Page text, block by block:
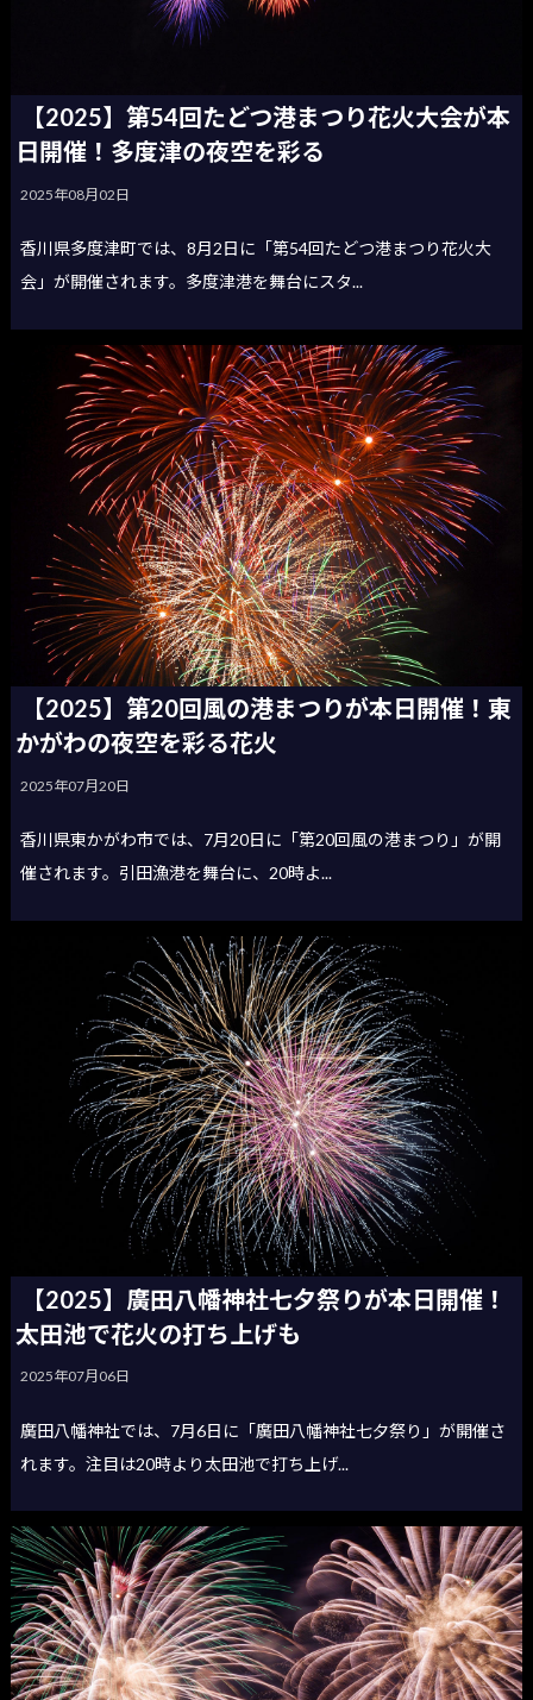
【2025】第54回たどつ港まつり花火大会が本
日開催！多度津の夜空を彩る
2025年08月02日
香川県多度津町では、8月2日に「第54回たどつ港まつり花火大
会」が開催されます。多度津港を舞台にスタ...
【2025】第20回風の港まつりが本日開催！東
かがわの夜空を彩る花火
2025年07月20日
香川県東かがわ市では、7月20日に「第20回風の港まつり」が開
催されます。引田漁港を舞台に、20時よ...
【2025】廣田八幡神社七夕祭りが本日開催！
太田池で花火の打ち上げも
2025年07月06日
廣田八幡神社では、7月6日に「廣田八幡神社七夕祭り」が開催さ
れます。注目は20時より太田池で打ち上げ...